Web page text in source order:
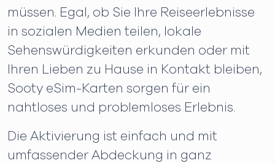
müssen. Egal, ob Sie Ihre Reiseerlebnisse
in sozialen Medien teilen, lokale
Sehenswürdigkeiten erkunden oder mit
Ihren Lieben zu Hause in Kontakt bleiben,
Sooty eSim-Karten sorgen für ein
nahtloses und problemloses Erlebnis.
Die Aktivierung ist einfach und mit
umfassender Abdeckung in ganz